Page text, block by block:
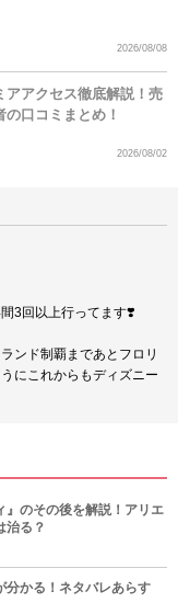
2026/08/08
アアクセス徹底解説！売
口コミまとめ！
2026/08/02
3回以上行ってます❣️
ンド制覇まであとフロリ
にこれからもディズニー
』のその後を解説！アリエ
治る？
分かる！ネタバレあらす